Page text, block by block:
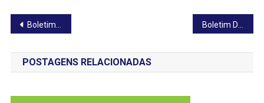
Navegação
de
Post
Boletim Diário – 19/04/2022 Boletim Diário – 21/04/2022
POSTAGENS RELACIONADAS